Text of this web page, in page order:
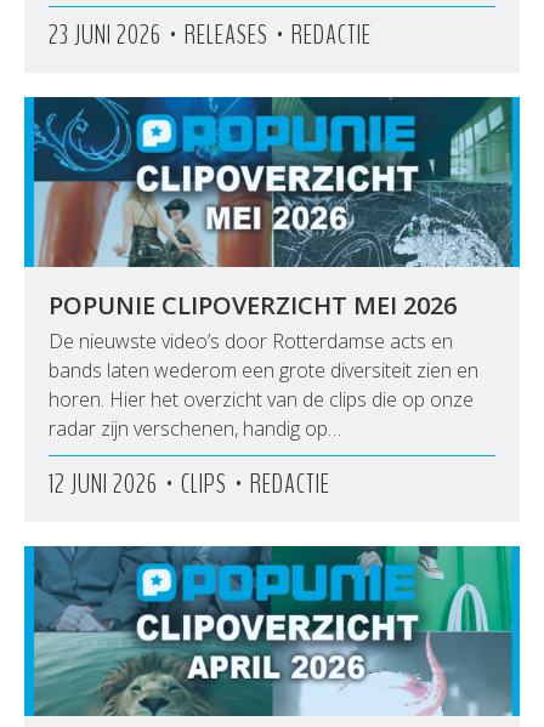
23 JUNI 2026 • RELEASES • REDACTIE
POPUNIE CLIPOVERZICHT MEI 2026
De nieuwste video’s door Rotterdamse acts en
bands laten wederom een grote diversiteit zien en
horen. Hier het overzicht van de clips die op onze
radar zijn verschenen, handig op…
12 JUNI 2026 • CLIPS • REDACTIE